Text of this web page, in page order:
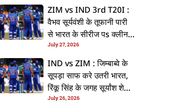
ZIM vs IND 3rd T20I :
वैभव सूर्यवंशी के तूफानी पारी
से भारत के सीरीज पs क्लीन
स्वीप, जिम्बाब्वे 35 रन से
हारल
July 27, 2026
IND vs ZIM : जिम्बाब्वे के
सूपड़ा साफ करे उतरी भारत,
रिंकू सिंह के जगह सूर्यांश शेडगे
के मिल सकेला मवका
July 26, 2026